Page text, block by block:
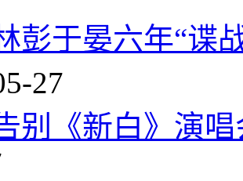
彭于晏六年“谍
27
别《新白》演